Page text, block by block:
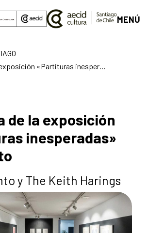
principal
MENÚ
Clausura de la exposición «Partituras inesperadas» Concierto
de la exposición
inesperadas»
y The Keith Harings